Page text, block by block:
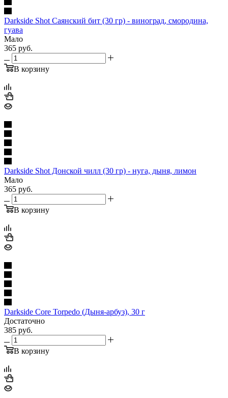
Darkside Shot Саянский бит (30 гр) - виноград, смородина,
гуава
Мало
365 руб.
В корзину
Darkside Shot Донской чилл (30 гр) - нуга, дыня, лимон
Мало
365 руб.
В корзину
Darkside Core Torpedo (Дыня-арбуз), 30 г
Достаточно
385 руб.
В корзину